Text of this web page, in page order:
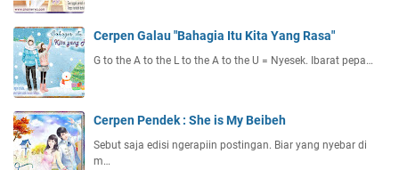
Cerpen Galau "Bahagia Itu Kita Yang Rasa"
G to the A to the L to the A to the U = Nyesek. Ibarat pepa…
Cerpen Pendek : She is My Beibeh
Sebut saja edisi ngerapiin postingan. Biar yang nyebar di
m…